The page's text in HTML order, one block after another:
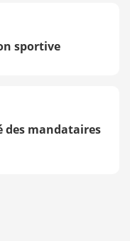
sportive
des mandataires